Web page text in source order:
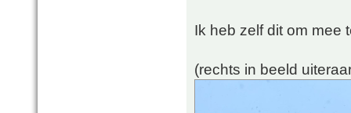
Ik heb zelf dit om mee
(rechts in beeld